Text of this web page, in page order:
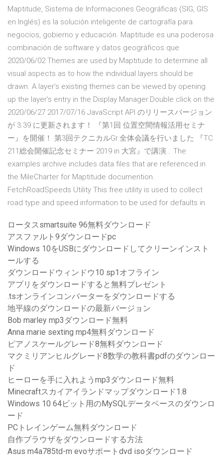
Maptitude, Sistema de Informaciones Geográficas (SIG, GIS
en Inglés) es la solución inteligente de cartografía para
negocios, gobierno y educación. Maptitude es una poderosa
combinación de software y datos geográficos que
2020/06/02 Themes are used by Maptitude to determine all
visual aspects as to how the individual layers should be
drawn. A layer’s existing themes can be viewed by opening
up the layer’s entry in the Display Manager.Double click on the
2020/06/27 2017/07/16 JavaScript API のリリースバージョン
が 3.39 に更新されます！ 『第1回 位置空間情報活用セミナ
ー』を開催！ 第3回テクニカルGr.全体会議を行いました 『TC
211総会開催記念セミナー 2019 in 大宮』で講演… The
examples archive includes data files that are referenced in
the MileCharter for Maptitude documention.
FetchRoadSpeeds Utility This free utility is used to collect
road type and speed information to be used for defaults in
ロータスsmartsuite 96無料ダウンロード
アスファルト9ダウンロードpc
Windows 10をUSBにダウンロードしてクリーンインスト
ールする
ダウンロードウィンドウ10 sp1オフライン
アプリをダウンロードすると無料プレゼント
.tsオンラインコンバーターをダウンロードする
地平線のダウンロードの最新バージョン
Bob marley mp3ダウンロード無料
Anna marie sexting mp4無料ダウンロード
ピアノスケールグレード8無料ダウンロード
マクミリアンヒルグレード8数学の教科書pdfのダウンロー
ド
ヒーローを手に入れようmp3ダウンロード無料
Minecraftスカイアイランドマップダウンロード1.8
Windows 10 64ビット用のMySQLデータベースのダウンロ
ード
PCトレインゲーム無料ダウンロード
自作ブラウザをダウンロードする方法
Asus m4a785td-m evoサポートdvd isoダウンロード